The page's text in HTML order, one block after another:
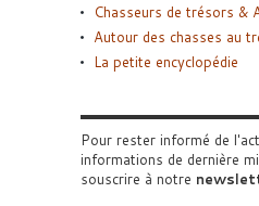
Chasseurs de trésors &
Autour des chasses au
La petite encyclopédie
Pour rester informé de
informations de dernière
souscrire à notre